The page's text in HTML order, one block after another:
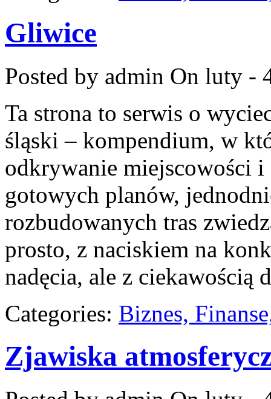
Gliwice
Posted by admin On luty -
Ta strona to serwis o
śląski – kompendium, w
odkrywanie miejscowości
gotowych planów,
rozbudowanych tras
prosto, z naciskiem na
nadęcia, ale z ciekawością
Categories: Biznes,
Zjawiska